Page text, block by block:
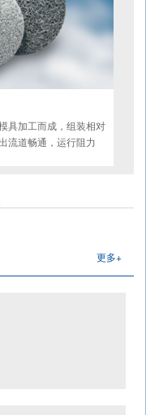
具加工而成，组装相对
流道畅通，运行阻力
中的过滤。
更多+